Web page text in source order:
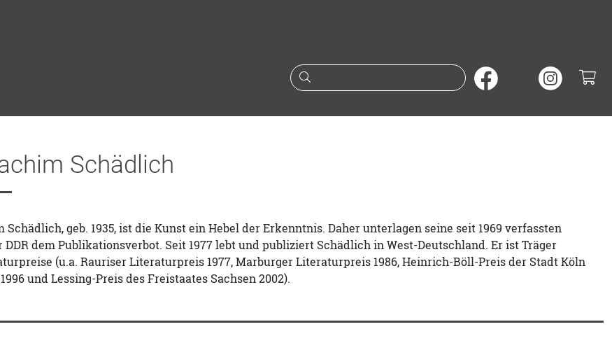
Suche nach Büchern oder
Schädlich
Schädlich, geb. 1935, ist die Kunst ein Hebel der Erkenntnis. Daher unterlagen seine seit 1969 verfassten
dem Publikationsverbot. Seit 1977 lebt und publiziert Schädlich in West-Deutschland. Er ist Träger
(u.a. Rauriser Literaturpreis 1977, Marburger Literaturpreis 1986, Heinrich-Böll-Preis der Stadt Köln
und Lessing-Preis des Freistaates Sachsen 2002).